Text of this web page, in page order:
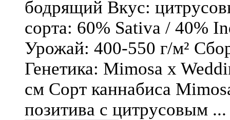
бодрящий Вкус:
сорта: 60% Sativa / 40%
Урожай: 400-550 г/м²
Генетика: Mimosa x
см Сорт каннабиса
позитива с цитрусовым ...